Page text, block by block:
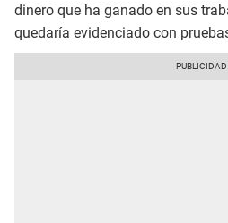
dinero que ha ganado en sus
quedaría evidenciado con